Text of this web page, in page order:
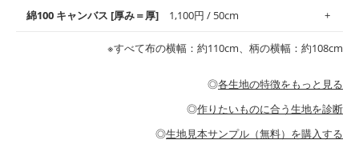
・布団カバーなどの寝具、カーテン
・スタイ、おくるみなどのベビーグッズ
・ブラウス、チュニック、ワンピースなどの洋服
・パジャマなどの寝具
・ブラウス、シャツ、チュニックなどのトップス
コットン75％リネン25％の当店のビエラ生地は、オックス生地よ
りもふんわりとした柔らかい質感と適度な落ち感を感じられるの
綾織りの生地です。しっかりとした張りと厚みがありながらも柔
らかいのが特徴です。生地の厚みは中厚手です。1枚でも透け感
・カーテン、エプロン、テーブルクロスなどの暮らしのアイテム
・パンツ、タックスカートなどのボトムス
綿100 キャンバス [厚み＝厚] 1,100円 / 50cm
耐久性があります。トートバッグ・ポーチ・ペンケースなどの布
小物、インテリア用品に向いています。
※すべて布の横幅：約110cm、柄の横幅：約108cm
◎各生地の特徴をもっと見る
◎作りたいものに合う生地を診断
◎生地見本サンプル（無料）を購入する